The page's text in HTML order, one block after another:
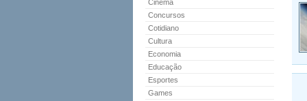
Cinema
Concursos
Cotidiano
Cultura
Economia
Educação
Esportes
Games